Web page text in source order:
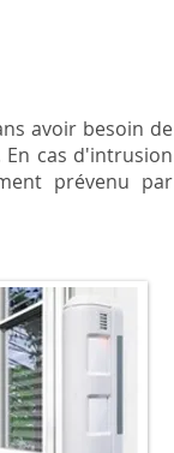
avoir besoin de
cas d'intrusion
prévenu par